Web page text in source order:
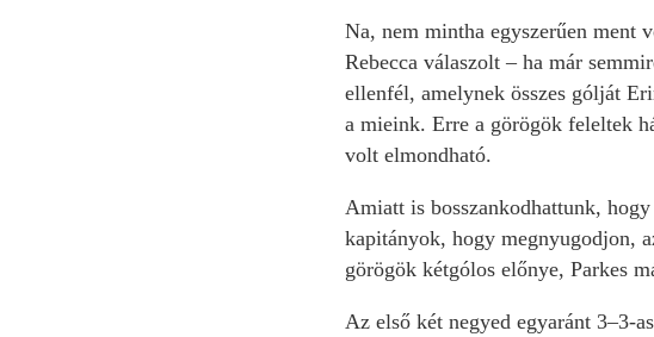
Na, nem mintha egyszerűen ment
Rebecca válaszolt – ha már
ellenfél, amelynek összes gólját
a mieink. Erre a görögök feleltek
volt elmondható.
Amiatt is bosszankodhattunk,
kapitányok, hogy megnyugodjon,
görögök kétgólos előnye, Parkes
Az első két negyed egyaránt 3–3-